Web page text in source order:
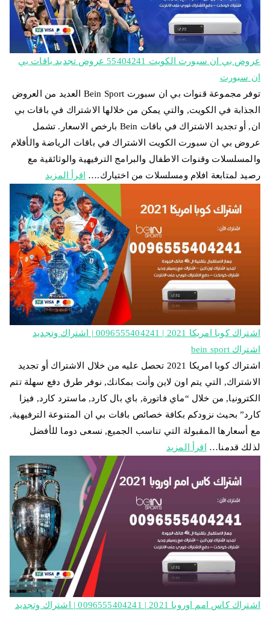
عروض بي ان سبورت الكويت 55404241 عروض تجديد باقات بي
ان سبورت
توفر مجموعة قنوات بي ان سبورت Bein Sport العديد من العروض
الجذابة في الكويت, والتي يمكن من خلالها الاشتراك في باقات بي
ان, أو تجديد الاشتراك في باقات Bein بارخص الاسعار. تشمل
عروض بي ان سبورت الكويت الاشتراك في باقات الرياضة والأفلام
والمسلسلات وقنوات الاطفال والبرامج الترفيهية والوثائقية مع
رصيد لمتابعة افلام ومسلسلات من اختيارك.…
اقرأ المزيد
اشتراك كوبا امريكا 2021 | 0096555404241 | اشتراك وتجديد
اشتراك bein sport
اشتراك كوبا امريكا 2021 تحصل عليه من خلال الاشتراك أو تجديد
الاشتراك, التي يتم اون لاين وأنت بمكانك, نوفر طرق دفع سهلة تتم
الكترونيا, من خلال “ماي فاتورة, باي بال كارد, ماسترد كارد, فيزا
كارد” بحيث نزودكم بكافة خصائص باقات بي ان المتنوعة الترفيهية,
مع أسعارها المقبولة التي تناسب الجميع, نسعى دوما للأفضل
لذلك قدمنا…
اقرأ المزيد
اشتراك كاس امم اوروبا 2021 | 0096555404241 | اشتراك وتجديد